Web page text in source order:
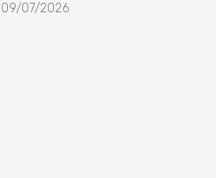
09/07/2026